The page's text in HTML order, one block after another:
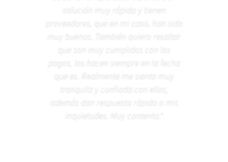
solución muy rápida y tienen
proveedores, que en mi caso, han sido
muy buenos. También quiero resaltar
que son muy cumplidos con los
pagos, los hacen siempre en la fecha
que es. Realmente me siento muy
tranquila y confiada con ellos,
además dan respuesta rápida a mis
inquietudes. Muy contenta."